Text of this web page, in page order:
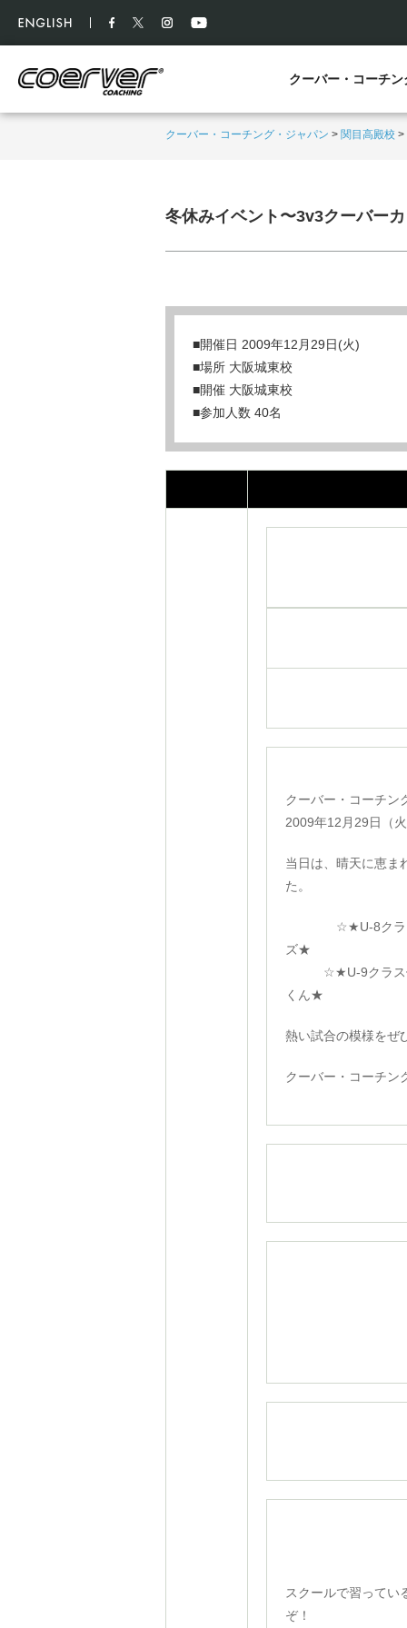
クーバー・コーチン
クーバー・コーチング・ジャパン > 関目高殿校 >
冬休みイベント〜3v3クーバー
■開催日 2009年12月29日(火)
■場所 大阪城東校
■開催 大阪城東校
■参加人数 40名
クーバー・コーチン
2009年12月29日（
当日は、晴天に恵ま
た。
☆★U-8クラス
ズ★
☆★U-9クラス優
くん★
熱い試合の模様をぜ
クーバー・コーチ
スクールで習
ぞ！